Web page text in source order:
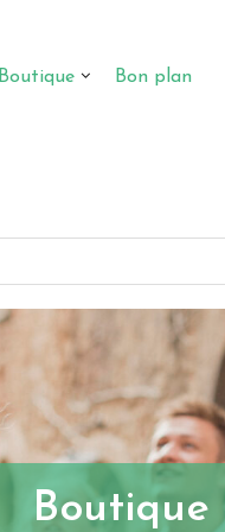
Boutique Bon plan
Boutique